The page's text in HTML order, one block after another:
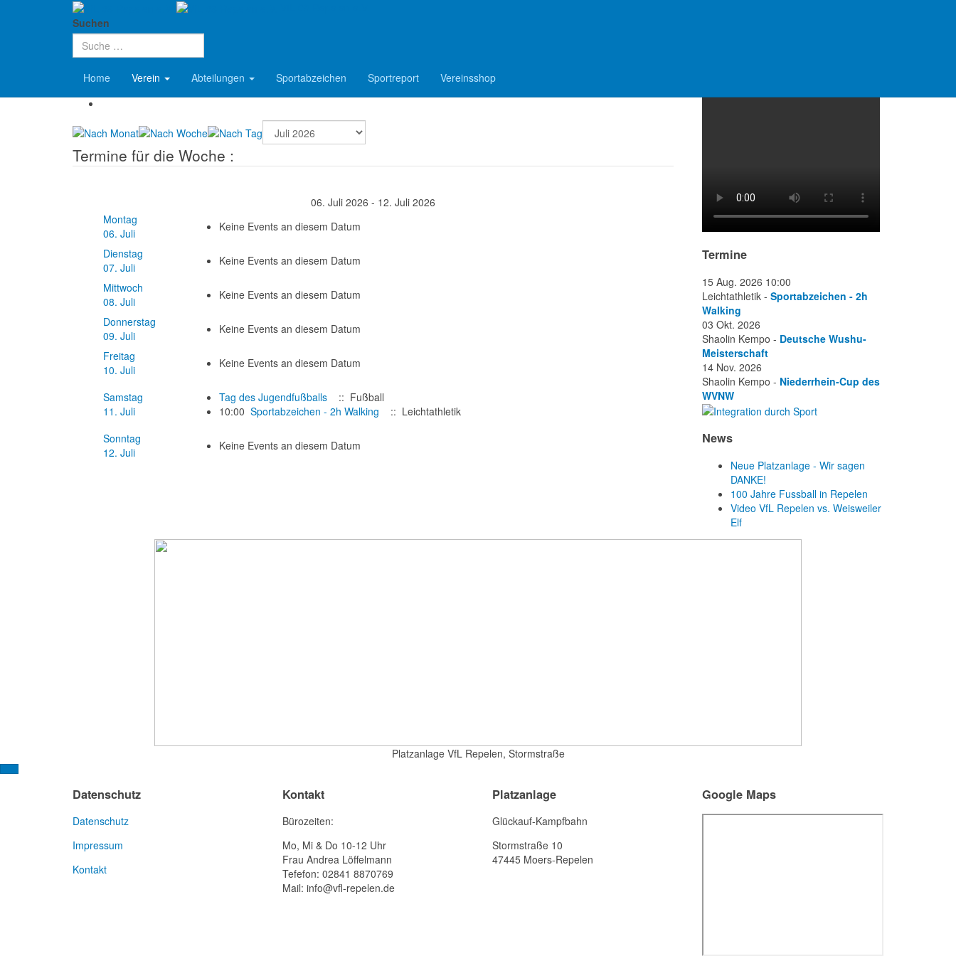
Suchen
Home Verein Abteilungen Sportabzeichen Sportreport Vereinsshop
Aktuelle Seite:
Terminkalender
Termine für die Woche :
06. Juli 2026 - 12. Juli 2026
Montag
06. Juli
Keine Events an diesem Datum
Dienstag
07. Juli
Keine Events an diesem Datum
Mittwoch
08. Juli
Keine Events an diesem Datum
Donnerstag
09. Juli
Keine Events an diesem Datum
Freitag
10. Juli
Keine Events an diesem Datum
Samstag
11. Juli
Tag des Jugendfußballs
:: Fußball
10:00 Sportabzeichen - 2h Walking
:: Leichtathletik
Sonntag
12. Juli
Keine Events an diesem Datum
Termine
15 Aug. 2026 10:00
Leichtathletik - Sportabzeichen - 2h
Walking
03 Okt. 2026
Shaolin Kempo - Deutsche Wushu-
Meisterschaft
14 Nov. 2026
Shaolin Kempo - Niederrhein-Cup des
WVNW
News
Neue Platzanlage - Wir sagen
DANKE!
100 Jahre Fussball in Repelen
Video VfL Repelen vs. Weisweiler
Elf
Platzanlage VfL Repelen, Stormstraße
Datenschutz
Datenschutz
Impressum
Kontakt
Kontakt
Bürozeiten:
Mo, Mi & Do 10-12 Uhr
Frau Andrea Löffelmann
Tefefon: 02841 8870769
Mail: info@vfl-repelen.de
Platzanlage
Glückauf-Kampfbahn
Stormstraße 10
47445 Moers-Repelen
Google Maps